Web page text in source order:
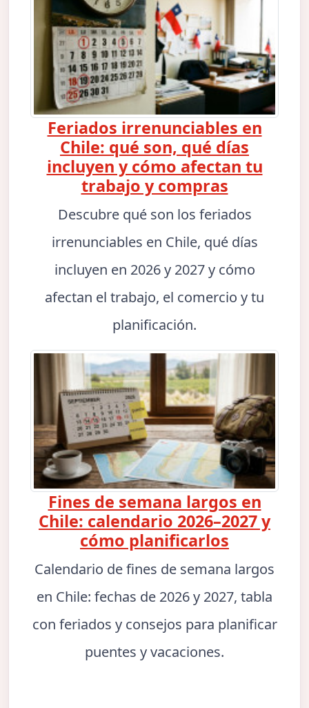
Feriados irrenunciables en
Chile: qué son, qué días
incluyen y cómo afectan tu
trabajo y compras
Descubre qué son los feriados
irrenunciables en Chile, qué días
incluyen en 2026 y 2027 y cómo
afectan el trabajo, el comercio y tu
planificación.
Fines de semana largos en
Chile: calendario 2026–2027 y
cómo planificarlos
Calendario de fines de semana largos
en Chile: fechas de 2026 y 2027, tabla
con feriados y consejos para planificar
puentes y vacaciones.